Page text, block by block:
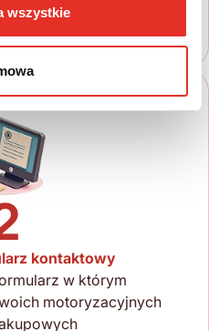
wszystkie
kontaktowy
w którym
motoryzacyjnych